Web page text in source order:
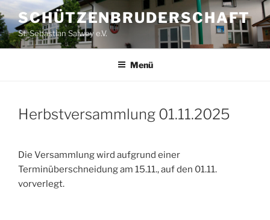
Zum
Inhalt
springen
SCHÜTZENBRUDERSCHAFT
St. Sebastian Salwey e.V.
Menü
Herbstversammlung 01.11.2025
Die Versammlung wird aufgrund einer
Terminüberschneidung am 15.11., auf den 01.11.
vorverlegt.